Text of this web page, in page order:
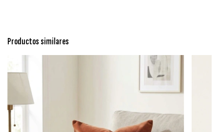
Productos similares